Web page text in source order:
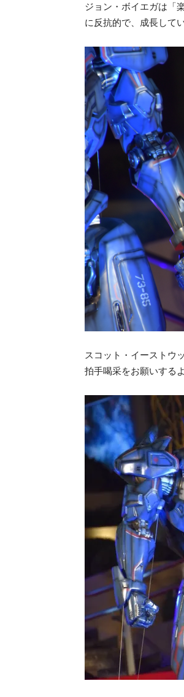
ジョン・ボイエガは「
に反抗的で、成長して
スコット・イーストウ
拍手喝采をお願いする